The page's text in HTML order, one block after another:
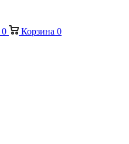
0 Корзина 0